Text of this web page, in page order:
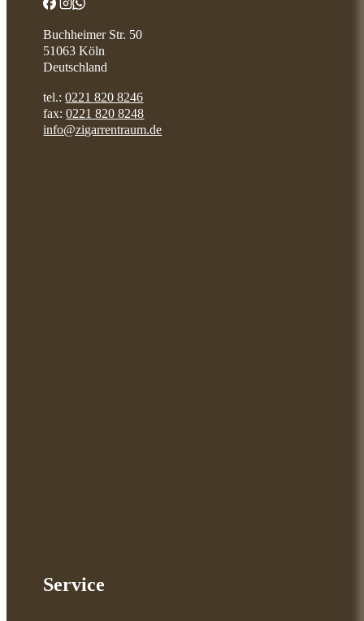
Buchheimer Str. 50
51063 Köln
Deutschland
tel.:0221 820 8246
fax:0221 820 8248
info@zigarrentraum.de
Service